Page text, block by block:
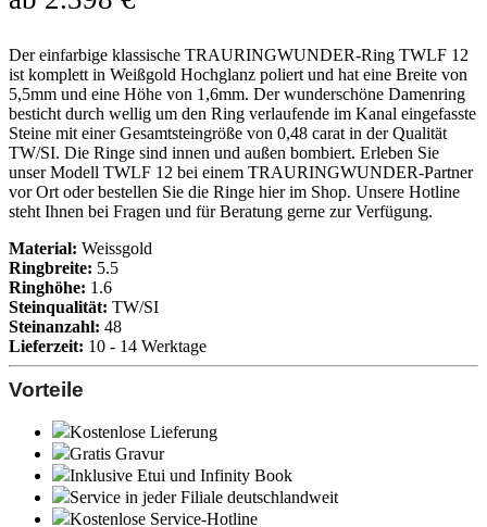
Der einfarbige klassische TRAURINGWUNDER-Ring TWLF 12
ist komplett in Weißgold Hochglanz poliert und hat eine Breite von
5,5mm und eine Höhe von 1,6mm. Der wunderschöne Damenring
besticht durch wellig um den Ring verlaufende im Kanal eingefasste
Steine mit einer Gesamtsteingröße von 0,48 carat in der Qualität
TW/SI. Die Ringe sind innen und außen bombiert. Erleben Sie
unser Modell TWLF 12 bei einem TRAURINGWUNDER-Partner
vor Ort oder bestellen Sie die Ringe hier im Shop. Unsere Hotline
steht Ihnen bei Fragen und für Beratung gerne zur Verfügung.
Material: Weissgold
Ringbreite: 5.5
Ringhöhe: 1.6
Steinqualität: TW/SI
Steinanzahl: 48
Lieferzeit: 10 - 14 Werktage
Vorteile
Kostenlose Lieferung
Gratis Gravur
Inklusive Etui und Infinity Book
Service in jeder Filiale deutschlandweit
Kostenlose Service-Hotline